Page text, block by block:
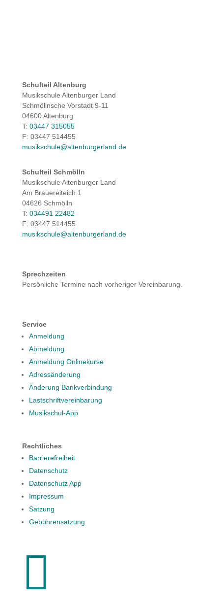
Schulteil Altenburg
Musikschule Altenburger Land
Schmöllnsche Vorstadt 9-11
04600 Altenburg
T: 03447 315055
F: 03447 514455
musikschule@altenburgerland.de
Schulteil Schmölln
Musikschule Altenburger Land
Am Brauereiteich 1
04626 Schmölln
T: 034491 22482
F: 03447 514455
musikschule@altenburgerland.de
Sprechzeiten
Persönliche Termine nach vorheriger Vereinbarung.
Service
Anmeldung
Abmeldung
Anmeldung Onlinekurse
Adressänderung
Änderung Bankverbindung
Lastschriftvereinbarung
Musikschul-App
Rechtliches
Barrierefreiheit
Datenschutz
Datenschutz App
Impressum
Satzung
Gebührensatzung
